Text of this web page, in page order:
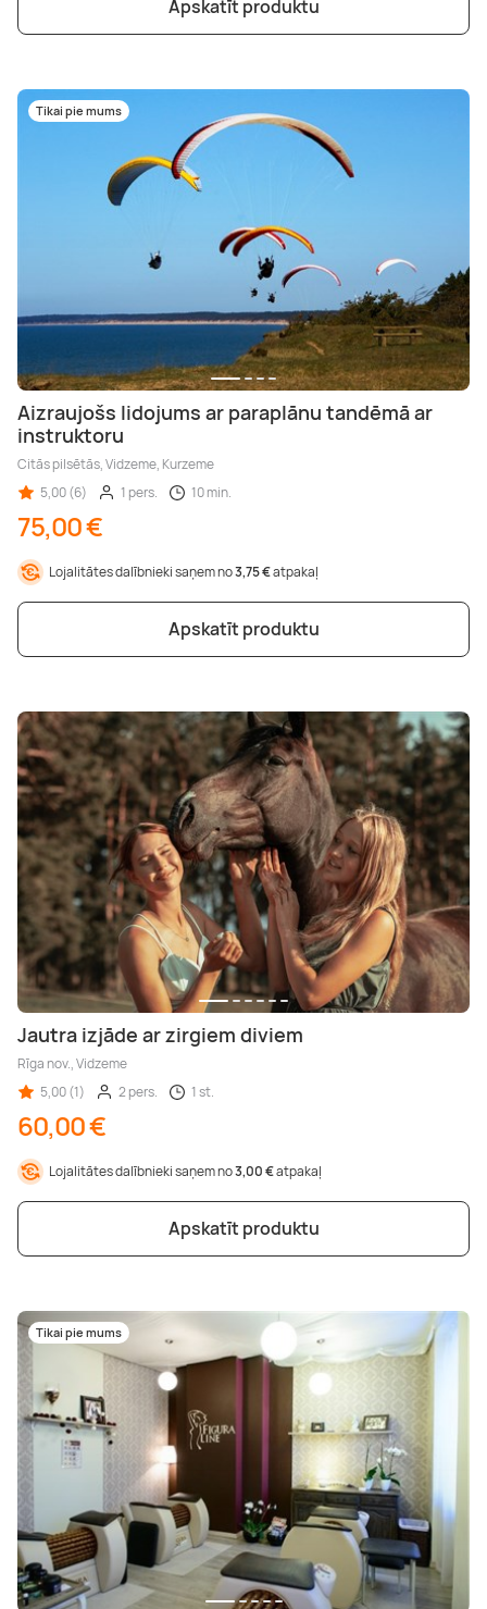
Apskatīt produktu
Tikai pie mums
Aizraujošs lidojums ar paraplānu tandēmā ar
instruktoru
Citās pilsētās, Vidzeme, Kurzeme
5,00 (6)
1 pers. 10 min.
75,00 €
Lojalitātes dalībnieki saņem no3,75 €atpakaļ
Apskatīt produktu
Jautra izjāde ar zirgiem diviem
Rīga nov., Vidzeme
5,00 (1)
2 pers. 1 st.
60,00 €
Lojalitātes dalībnieki saņem no3,00 €atpakaļ
Apskatīt produktu
Tikai pie mums